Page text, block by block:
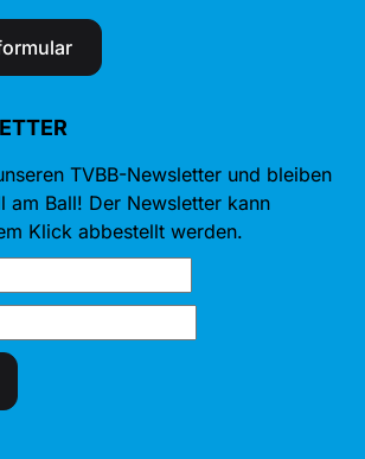
TVBB-Newsletter und bleiben
am Ball! Der Newsletter kann
Klick abbestellt werden.